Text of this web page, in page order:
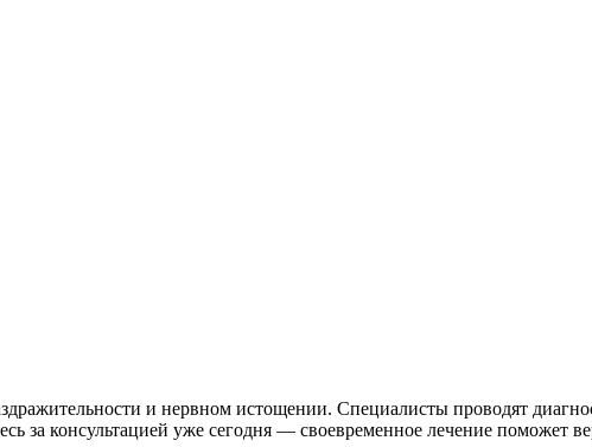
и нервном истощении. Специалисты проводят
за консультацией уже сегодня — своевременное лечение поможет